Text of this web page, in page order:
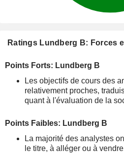
Ratings Lundberg B: Forces
Points Forts: Lundberg B
Les objectifs de cours des
relativement proches,
quant à l'évaluation de la
Points Faibles: Lundberg B
La majorité des analystes
le titre, à alléger ou à